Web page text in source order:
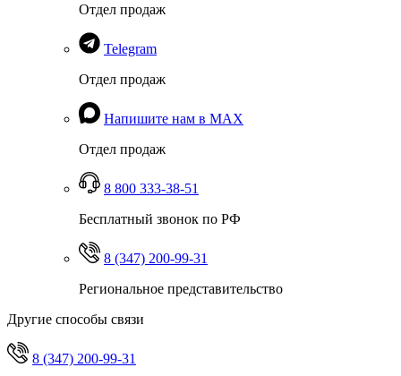
Отдел продаж
Telegram
Отдел продаж
Напишите нам в MAX
Отдел продаж
8 800 333-38-51
Бесплатный звонок по РФ
8 (347) 200-99-31
Региональное представительство
Другие способы связи
8 (347) 200-99-31